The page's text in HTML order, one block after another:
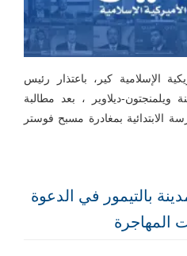
كير، باعتذار رئيس
ديلاوير ، بعد مطالبة
بمغادرة مسبح فوستر
بالتيمور في الدعوة
المهاجرة